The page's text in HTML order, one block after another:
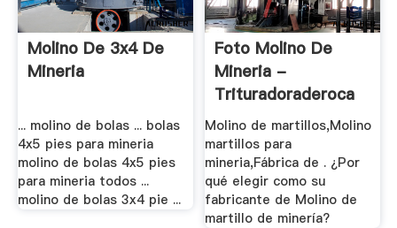
Molino De 3x4 De
Mineria
... molino de bolas ... bolas
4x5 pies para mineria
molino de bolas 4x5 pies
para mineria todos ...
molino de bolas 3x4 pie ...
Foto Molino De
Mineria -
Trituradoraderoca
Molino de martillos,Molino
martillos para
mineria,Fábrica de . ¿Por
qué elegir como su
fabricante de Molino de
martillo de minería?